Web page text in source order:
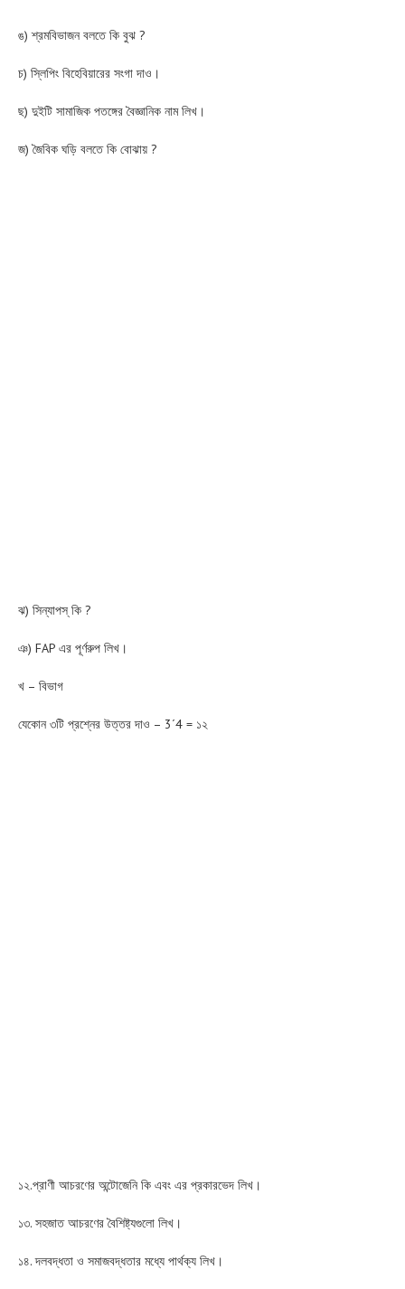
ঙ) শ্রমবিভাজন বলতে কি বুঝ ?
চ) স্লিপিং বিহেবিয়ারের সংগা দাও।
ছ) দুইটি সামাজিক পতঙ্গের বৈজ্ঞানিক নাম লিখ।
জ) জৈবিক ঘড়ি বলতে কি বোঝায় ?
ঝ) সিন্যাপস্‌ কি ?
ঞ) FAP এর পূর্ণরুপ লিখ।
খ – বিভাগ
যেকোন ৩টি প্রশ্নের উত্তর দাও – 3´4 = ১২
১২.প্রাণী আচরণের অন্টোজেনি কি এবং এর প্রকারভেদ লিখ।
১৩. সহজাত আচরণের বৈশিষ্ট্যগুলো লিখ।
১৪. দলবদ্ধতা ও সমাজবদ্ধতার মধ্যে পার্থক্য লিখ।